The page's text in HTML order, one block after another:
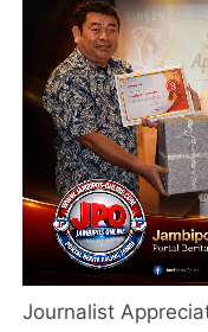
Journalist